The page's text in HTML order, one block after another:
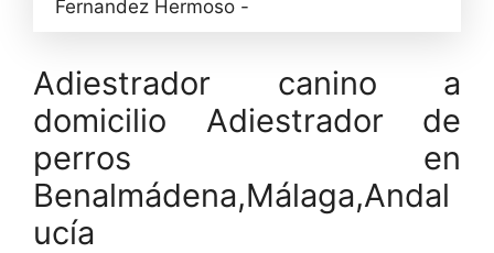
Fernandez Hermoso -
Adiestrador canino a
domicilio Adiestrador de
perros en
Benalmádena,Málaga,Andal
ucía